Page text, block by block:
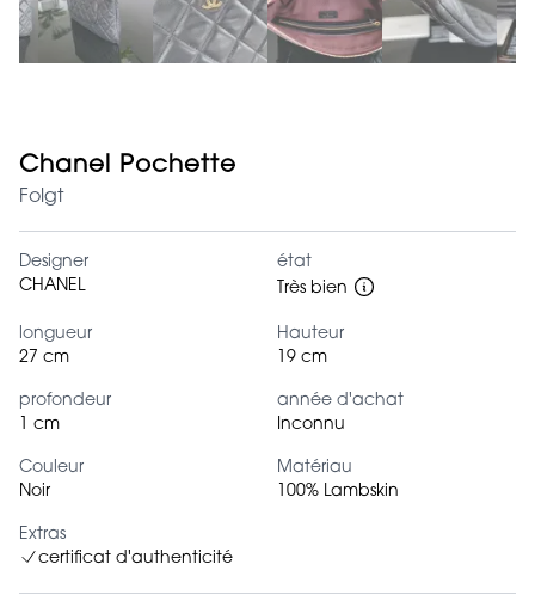
Chanel Pochette
Folgt
Designer
CHANEL
état
Très bien
longueur
27 cm
Hauteur
19 cm
profondeur
1 cm
année d'achat
Inconnu
Couleur
Noir
Matériau
100% Lambskin
Extras
certificat d'authenticité